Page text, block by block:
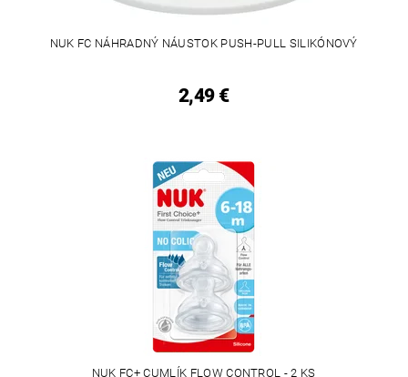
NUK FC NÁHRADNÝ NÁUSTOK PUSH-PULL SILIKÓNOVÝ
2,49 €
NUK FC+ CUMLÍK FLOW CONTROL - 2 KS